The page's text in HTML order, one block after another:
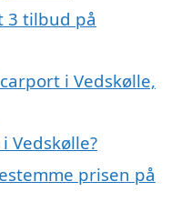
3 tilbud på
i Vedskølle,
Vedskølle?
prisen på